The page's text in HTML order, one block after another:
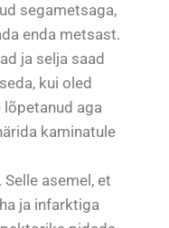
segametsaga,
enda metsast.
ja selja saad
kui oled
aga
kaminatule
asemel, et
ja infarktiga